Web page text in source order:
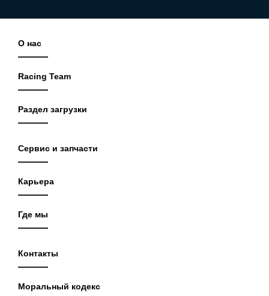
О нас
Racing Team
Раздел загрузки
Сервис и запчасти
Карьера
Где мы
Контакты
Моральный кодекс